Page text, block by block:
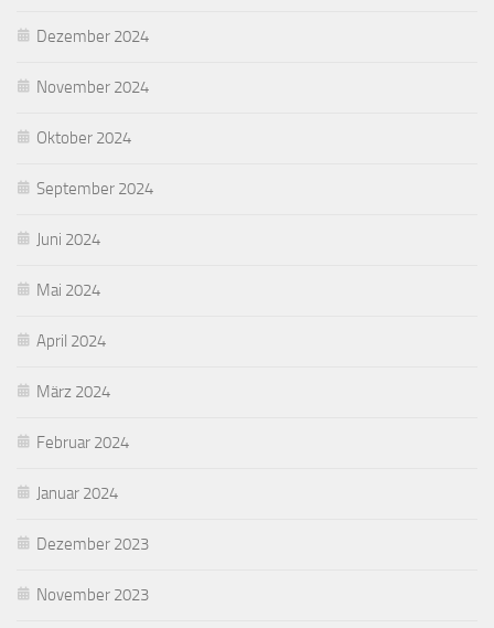
Dezember 2024
November 2024
Oktober 2024
September 2024
Juni 2024
Mai 2024
April 2024
März 2024
Februar 2024
Januar 2024
Dezember 2023
November 2023